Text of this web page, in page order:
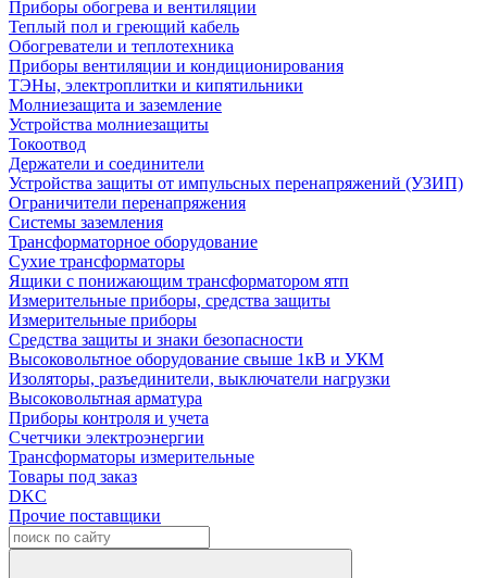
Приборы обогрева и вентиляции
Теплый пол и греющий кабель
Обогреватели и теплотехника
Приборы вентиляции и кондиционирования
ТЭНы, электроплитки и кипятильники
Молниезащита и заземление
Устройства молниезащиты
Токоотвод
Держатели и соединители
Устройства защиты от импульсных перенапряжений (УЗИП)
Ограничители перенапряжения
Системы заземления
Трансформаторное оборудование
Сухие трансформаторы
Ящики с понижающим трансформатором ятп
Измерительные приборы, средства защиты
Измерительные приборы
Средства защиты и знаки безопасности
Высоковольтное оборудование свыше 1кВ и УКМ
Изоляторы, разъединители, выключатели нагрузки
Высоковольтная арматура
Приборы контроля и учета
Счетчики электроэнергии
Трансформаторы измерительные
Товары под заказ
DKC
Прочие поставщики